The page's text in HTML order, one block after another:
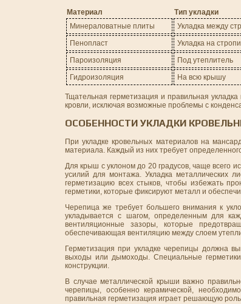
Материал Тип укладки
Минераловатные плиты
Укладка между
Пенопласт
Укладка на
Пароизоляция
Под утеплитель
Гидроизоляция
На всю крышу
Тщательная герметизация и правильная
кровли, исключая возможные проблемы с
ОСОБЕННОСТИ УКЛАДКИ
При укладке кровельных материалов на
материала. Каждый из них требует
Для крыш с уклоном до 20 градусов, чаще всего
усилий для монтажа. Укладка металлических
герметизацию всех стыков, чтобы избежать
герметики, которые фиксируют металл и
Черепица же требует большего внимания к
укладывается с шагом, определенным для
вентиляционные зазоры, которые
обеспечивающая вентиляцию между слоем
Герметизация при укладке черепицы должна
выходы или дымоходы. Специальные
конструкции.
В случае металлической крыши важно
черепицы, особенно керамической,
правильная герметизация играет решающую